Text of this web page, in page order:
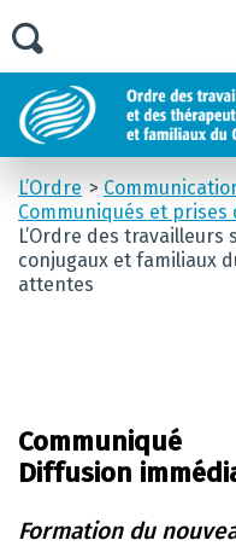
L’Ordre
Communiqués et prises
L’Ordre des
conjugaux et familiaux
attentes
Communiqué
Diffusion
Formation du